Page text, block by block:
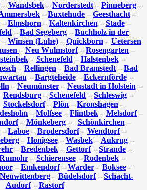
– Wandsbek– Norderstedt– Pinneberg–
– Buxtehude – Geesthacht –
– Elmshorn – Kaltenkirchen – Stade–
– Bad Segeberg – Buchholz in der
– Winsen (Luhe) – Quickborn – Uetersen
– Neu Wulmstorf– Rosengarten –
– Schenefeld – Halstenbek–
– Rellingen – Bad Bramstedt – Bad
– Bargteheide– Eckernförde–
– Neumünster– Neustadt in Holstein –
Rendsburg – Schenefeld – Schleswig –
Stockelsdorf– Plön – Kronshagen –
– Molfsee – Flintbek – Melsdorf–
– Mönkeberg– Schönkirchen –
– Laboe – Brodersdorf– Wendtorf–
– Honigsee– Wasbek– Aukrug–
– Bredenbek – Gettorf– Strande –
Rumohr– Schierensee– Rodenbek–
– Emkendorf– Warder– Boksee–
Neuwittenberg – Büdelsdorf– Schacht-
Audorf– Rastorf